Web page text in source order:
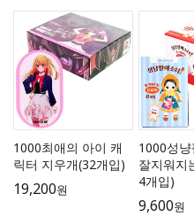
1000최애의 아이 캐
릭터 지우개(32개입)
19,200원
1000성
잘지워지
4개입)
9,600원